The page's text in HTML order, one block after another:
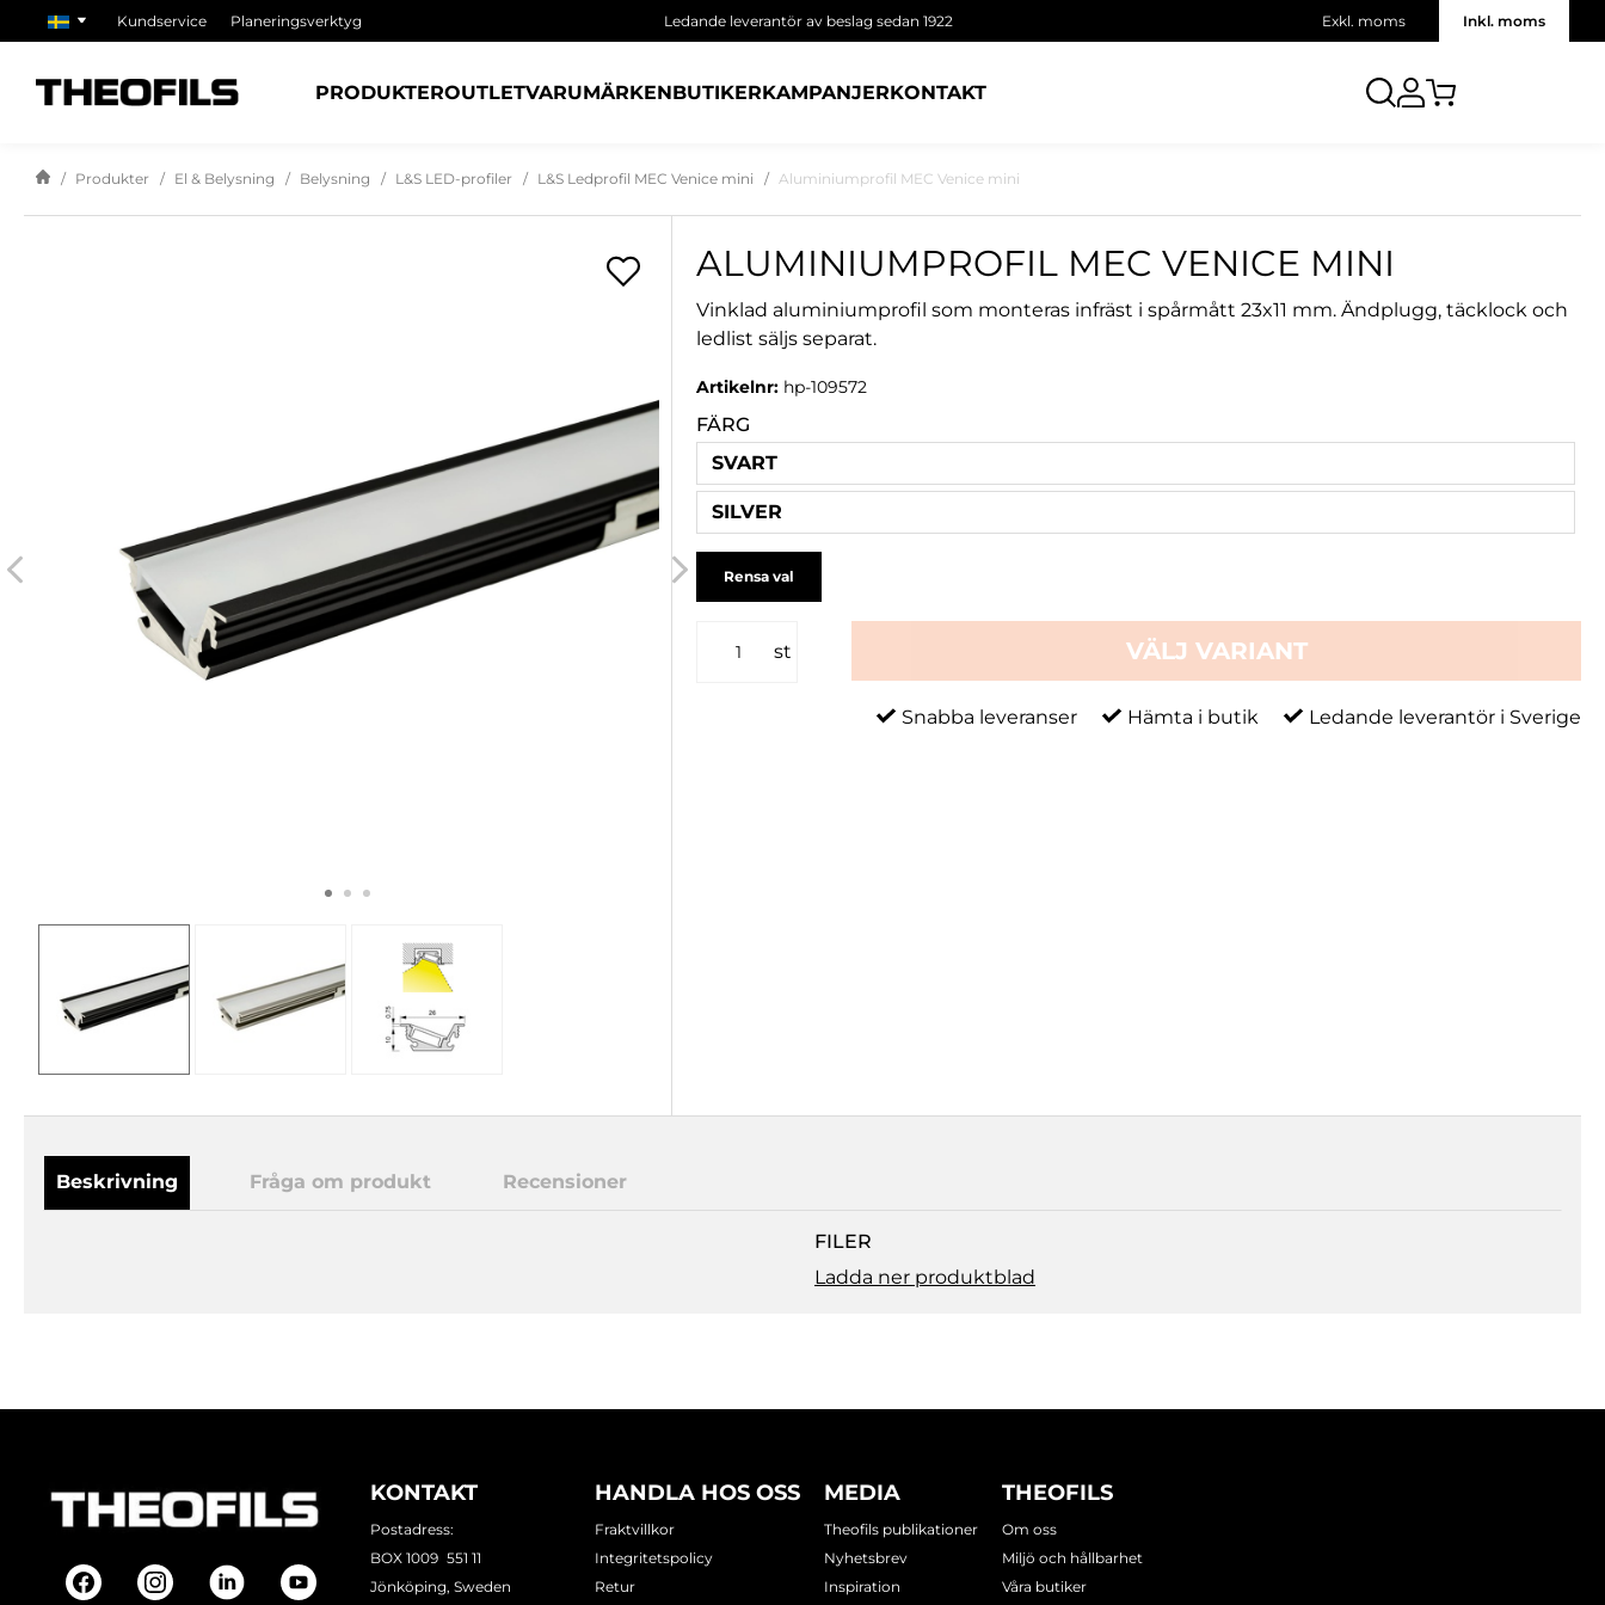
Kundservice Planeringsverktyg Ledande leverantör av beslag sedan 1922 Exkl. moms Inkl. moms
PRODUKTEROUTLETVARUMÄRKENBUTIKERKAMPANJERKONTAKT
Produkter El & Belysning Belysning L&S LED-profiler L&S Ledprofil MEC Venice mini Aluminiumprofil MEC Venice mini
ALUMINIUMPROFIL MEC VENICE MINI
Vinklad aluminiumprofil som monteras infräst i spårmått 23x11 mm. Ändplugg, täcklock och
ledlist säljs separat.
Artikelnr: hp-109572
FÄRG
SVART
SILVER
Rensa val
st VÄLJ VARIANT
Snabba leveranser Hämta i butik Ledande leverantör i Sverige
Beskrivning Fråga om produkt Recensioner
FILER
Ladda ner produktblad
KONTAKT
Postadress:
BOX 1009 551 11
Jönköping, Sweden
HANDLA HOS OSS
Fraktvillkor
Integritetspolicy
Retur
MEDIA
Theofils publikationer
Nyhetsbrev
Inspiration
THEOFILS
Om oss
Miljö och hållbarhet
Våra butiker